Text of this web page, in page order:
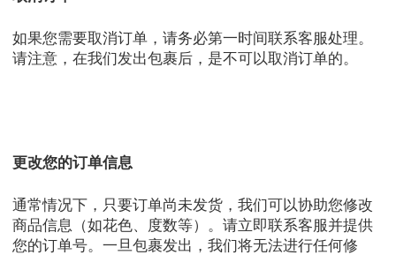
如果您需要取消订单，请务必第一时间联系客服处理。
请注意，在我们发出包裹后，是不可以取消订单的。
更改您的订单信息
通常情况下，只要订单尚未发货，我们可以协助您修改
商品信息（如花色、度数等）。请立即联系客服并提供
您的订单号。一旦包裹发出，我们将无法进行任何修